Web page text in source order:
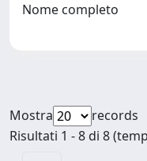
Nome completo
Mostra
records
Risultati 1 - 8 di 8